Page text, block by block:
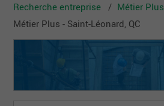
Recherche entreprise
Métier Plus
Métier Plus - Saint-Léonard, QC